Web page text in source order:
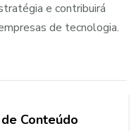
e contribuirá
de tecnologia.
Conteúdo